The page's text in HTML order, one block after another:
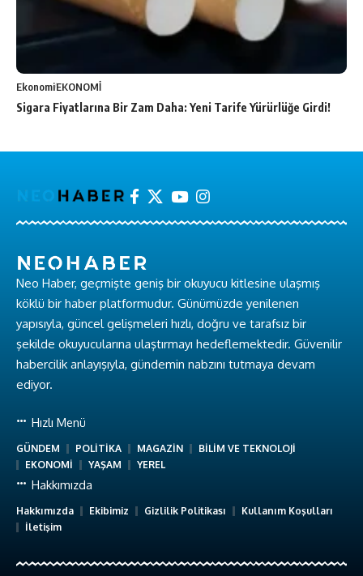
EkonomiEKONOMİ
Sigara Fiyatlarına Bir Zam Daha: Yeni Tarife Yürürlüğe Girdi!
Neo Haber, geçmişte geniş bir okuyucu kitlesine ulaşmış
köklü bir haber platformudur. Günümüzde yenilenen
yapısıyla, güncel gelişmeleri hızlı, doğru ve tarafsız bir
şekilde okuyucularına ulaştırmayı hedeflemektedir. Güvenilir
habercilik anlayışıyla, gündemin nabzını tutmaya devam
ediyor.
Hızlı Menü
GÜNDEM POLİTİKA MAGAZİN
BİLİM VE TEKNOLOJİ
EKONOMİ
YAŞAM YEREL
Hakkımızda
Hakkımızda Ekibimiz Gizlilik Politikası
Kullanım Koşulları
İletişim